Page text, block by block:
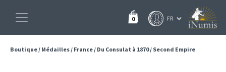
0
Boutique/ Médailles/ France/ Du Consulat à 1870/ Second Empire